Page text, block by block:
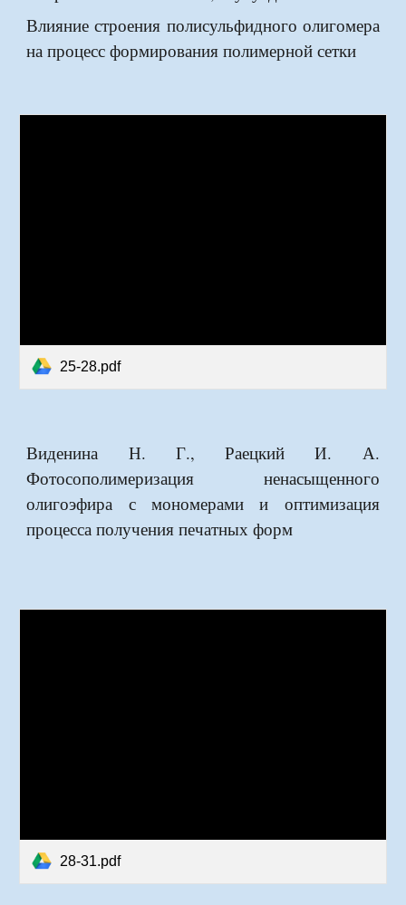
Влияние строения полисульфидного олигомера
на процесс формирования полимерной сетки
25-28.pdf
Виденина Н. Г., Раецкий И. А.
Фотосополимеризация ненасыщенного
олигоэфира с мономерами и оптимизация
процесса получения печатных форм
28-31.pdf